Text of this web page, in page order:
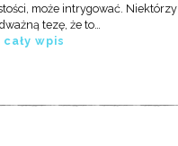
może intrygować. Niektórzy
tezę, że to…
wpis